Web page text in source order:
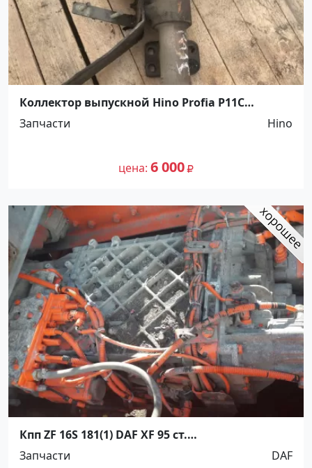
Коллектор выпускной Hino Profia P11C
Краснодар
Запчасти Hino
цена 6 000
Кпп ZF 16S 181(1) DAF XF 95 ст.
Новотитаровская
Запчасти DAF